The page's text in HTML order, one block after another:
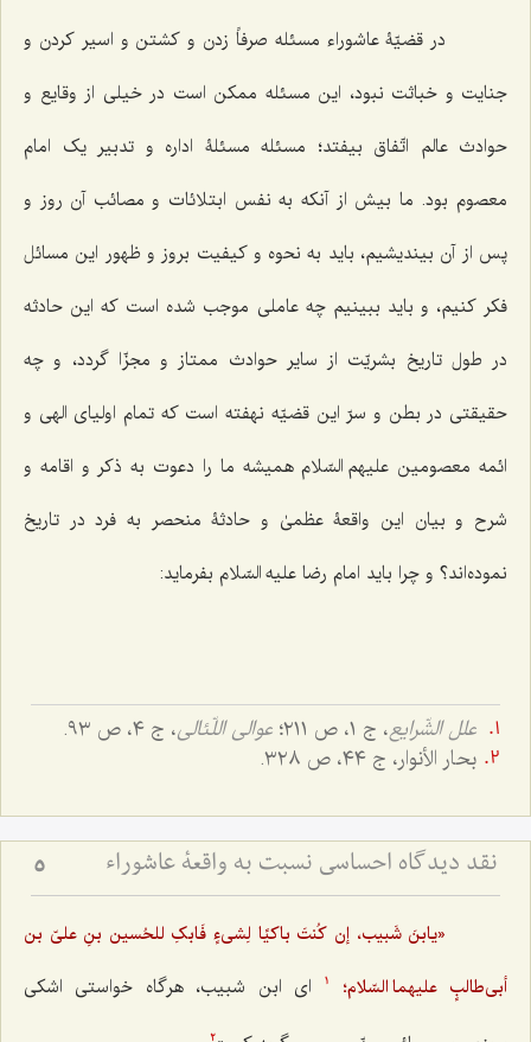
در قضیّۀ عاشوراء مسئله صرفاً زدن و کشتن و اسیر کردن و
جنایت و خباثت نبود، این مسئله ممکن است در خیلی از وقایع و
حوادث عالم اتّفاق بیفتد؛ مسئله مسئلۀ اداره و تدبیر یک امام
معصوم بود. ما بیش از آنکه به نفس ابتلائات و مصائب آن روز و
پس از آن بیندیشیم، باید به نحوه و کیفیت بروز و ظهور این مسائل
فکر کنیم، و باید ببینیم چه عاملی موجب شده است که این حادثه
در طول تاریخ بشریّت از سایر حوادث ممتاز و مجزّا گردد، و چه
حقیقتی در بطن و سرّ این قضیّه نهفته است که تمام اولیای الهی و
ائمه معصومین علیهم السّلام همیشه ما را دعوت به ذکر و اقامه و
شرح و بیان این واقعۀ عظمیٰ و حادثۀ منحصر به فرد در تاریخ
نموده‌اند؟ و چرا باید امام رضا علیه السّلام بفرماید:
علل الشّرایع، ج ١، ص ٢١١؛ عوالی اللّئالی، ج ٤، ص ٩٣.
بحار الأنوار، ج ٤٤، ص ٣٢٨.
نقد دیدگاه احساسی نسبت به واقعۀ عاشوراء 5
«یابنَ شَبیب، إن کُنتَ باکیًا لِشی‌ءٍ فَابکِ للحُسین بنِ علیّ بن
أبی‌طالبٍ علیهما السّلام؛
1
ای ابن شبیب، هرگاه خواستی اشکی
2